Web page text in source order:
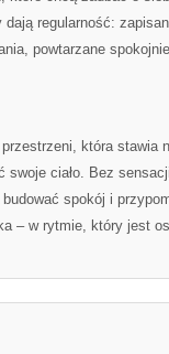
regularność:
powtarzane
która stawia
swoje ciało. Bez
spokój i
– w rytmie, który jest